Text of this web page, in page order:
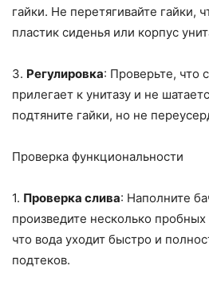
гайки. Не перетягивайте гайки,
пластик сиденья или корпус
3. Регулировка: Проверьте, что
прилегает к унитазу и не
подтяните гайки, но не
Проверка функциональности
1. Проверка слива: Наполните
произведите несколько
что вода уходит быстро и
подтеков.